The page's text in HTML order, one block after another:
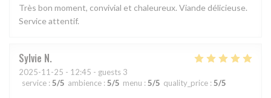
Très bon moment, convivial et chaleureux. Viande délicieuse.
Service attentif.
Sylvie N
2025-11-25 - 12:45 - guests 3
service : 5/5 ambience : 5/5 menu : 5/5 quality_price : 5/5